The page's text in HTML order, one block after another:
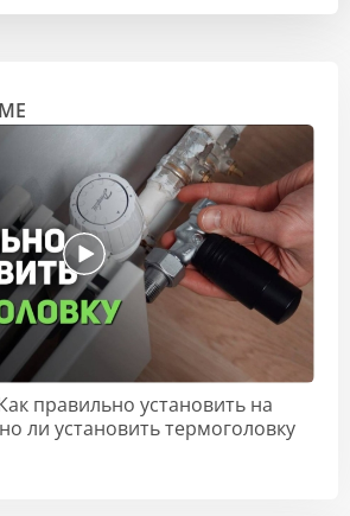
правильно установить на
ли установить термоголовку